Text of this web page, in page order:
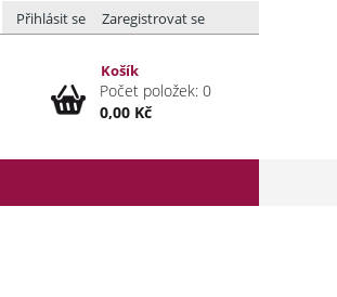
Košík
Přihlásit se Zaregistrovat se
Počet položek: 0
0,00 Kč